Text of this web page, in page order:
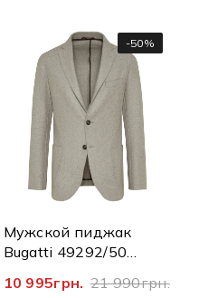
-50%
Мужской пиджак
Bugatti 49292/50
10 995грн. 21 990грн.